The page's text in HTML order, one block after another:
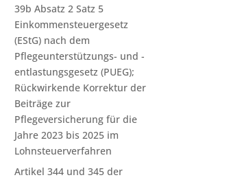
39b Absatz 2 Satz 5
Einkommensteuergesetz
(EStG) nach dem
Pflegeunterstützungs- und -
entlastungsgesetz (PUEG);
Rückwirkende Korrektur der
Beiträge zur
Pflegeversicherung für die
Jahre 2023 bis 2025 im
Lohnsteuerverfahren
Artikel 344 und 345 der